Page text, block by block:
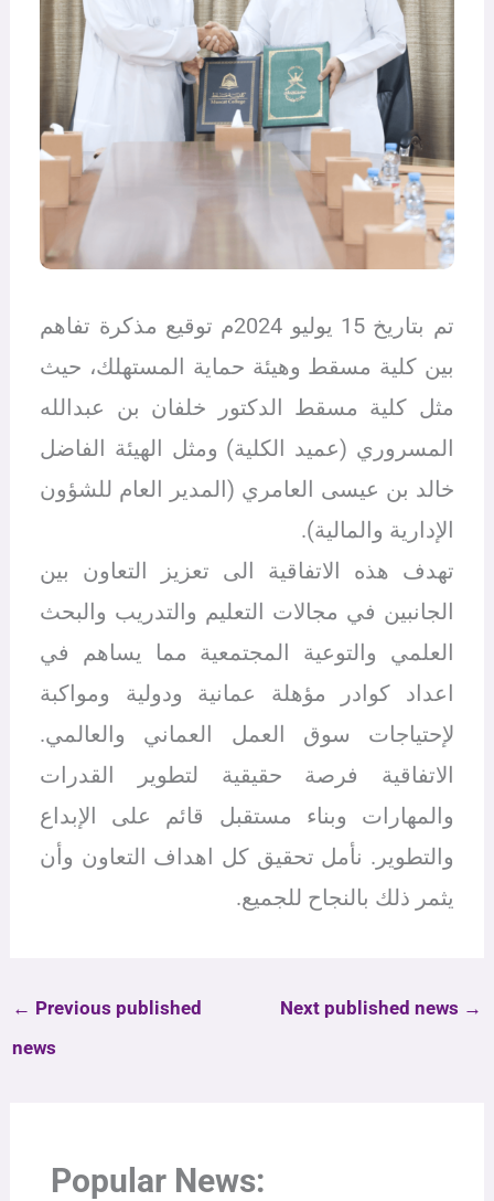
تم بتاريخ 15 يوليو 2024م توقيع مذكرة تفاهم
بين كلية مسقط وهيئة حماية المستهلك، حيث
مثل كلية مسقط الدكتور خلفان بن عبدالله
المسروري (عميد الكلية) ومثل الهيئة الفاضل
خالد بن عيسى العامري (المدير العام للشؤون
الإدارية والمالية).
تهدف هذه الاتفاقية الى تعزيز التعاون بين
الجانبين في مجالات التعليم والتدريب والبحث
العلمي والتوعية المجتمعية مما يساهم في
اعداد كوادر مؤهلة عمانية ودولية ومواكبة
لإحتياجات سوق العمل العماني والعالمي.
الاتفاقية فرصة حقيقية لتطوير القدرات
والمهارات وبناء مستقبل قائم على الإبداع
والتطوير. نأمل تحقيق كل اهداف التعاون وأن
يثمر ذلك بالنجاح للجميع.
← Previous published
news
Next published news →
Popular News: